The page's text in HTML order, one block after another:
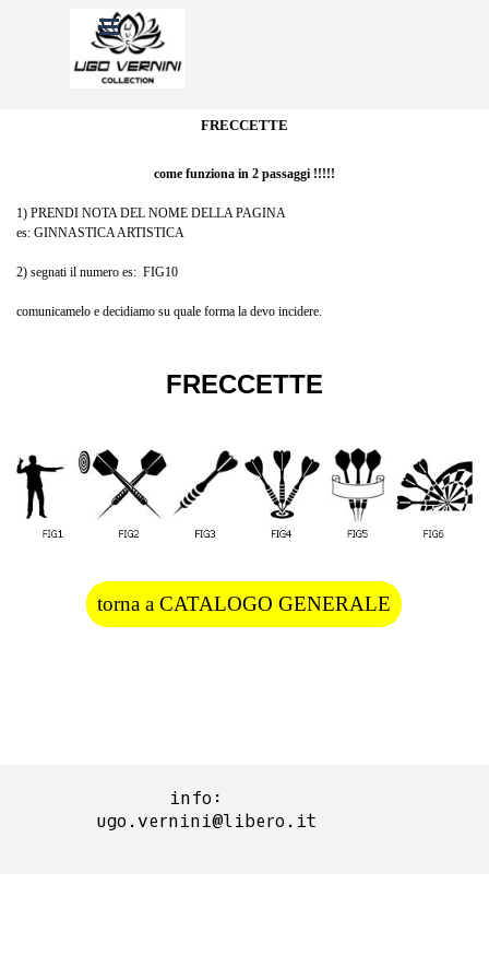
Salta menù
FRECCETTE
come funziona in 2 passaggi !!!!!
1) PRENDI NOTA DEL NOME DELLA PAGINA
es: GINNASTICA ARTISTICA
2) segnati il numero es: FIG10
comunicamelo e decidiamo su quale forma la devo incidere.
FRECCETTE
torna a CATALOGO GENERALE
info:
ugo.vernini@libero.it